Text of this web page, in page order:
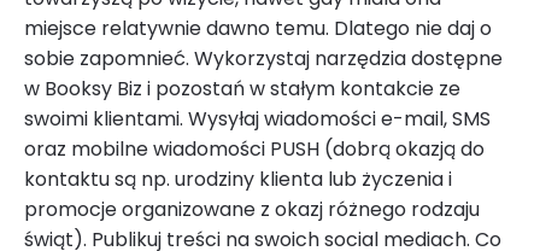
miejsce relatywnie dawno temu. Dlatego nie daj o
sobie zapomnieć. Wykorzystaj narzędzia dostępne
w Booksy Biz i pozostań w stałym kontakcie ze
swoimi klientami. Wysyłaj wiadomości e-mail, SMS
oraz mobilne wiadomości PUSH (dobrą okazją do
kontaktu są np. urodziny klienta lub życzenia i
promocje organizowane z okazj różnego rodzaju
świąt). Publikuj treści na swoich social mediach. Co